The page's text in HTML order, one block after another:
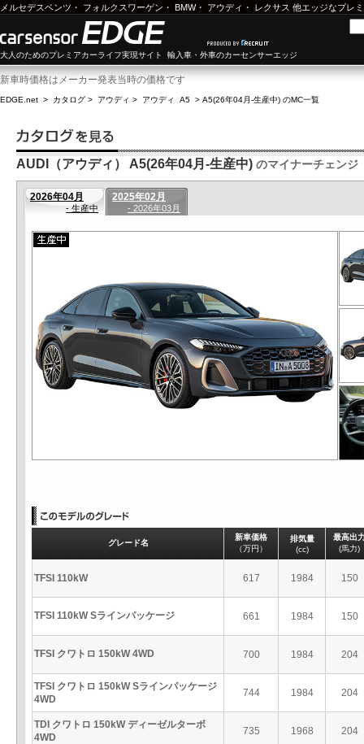
メルセデスベンツ ・ フォルクスワーゲン ・ BMW・ アウディ ・ レクサス 他エッジなプレ
大人のためのプレミアカーライフ実現サイト 輸入車・外車のカーセンサーエッジ
新車時価格はメーカー発表当時の価格です
EDGE.net > カタログ > アウディ > アウディ A5 > A5(26年04月-生産中) のMC一覧
AUDI（アウディ） A5(26年04月-生産中) のマイナーチェンジ
2026年04月
- 生産中
2025年02月
- 2026年03月
グレード名
新車価格
（万円）
排気量
(cc)
最高出
(馬力)
TFSI 110kW 617 1984 150
TFSI 110kW Sラインパッケージ 661 1984 150
TFSI クワトロ 150kW 4WD 700 1984 204
TFSI クワトロ 150kW Sラインパッケージ
4WD
744 1984 204
TDI クワトロ 150kW ディーゼルターボ
4WD
735 1968 204